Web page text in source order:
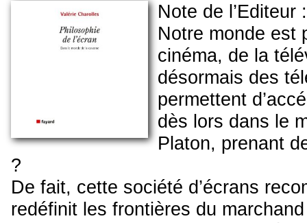
Note de l’Editeur :
Notre monde est
cinéma, de la
désormais des
permettent
dès lors dans le
Platon, prenant
?
De fait, cette société d’écrans
redéfinit les frontières du